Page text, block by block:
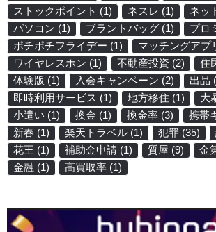
ストックポイント (1) ネスレ (1) ネッ
パソコン (1) ブラントバッグ (1) プロ
ポチポチフライデー (1) マッチングアプ
ワイヤレスホン (1) 不動産投資 (2) 住
体験版 (1) 入会キャンペーン (2) 出品
即時利用サービス (1) 地方移住 (1) 大
小遣い (1) 換金 (1) 換金率 (3) 携帯
新春 (1) 楽天トラベル (1) 犯罪 (35)
花王 (1) 補助金申請 (1) 質屋 (9) 金
金融 (1) 高買取率 (1)